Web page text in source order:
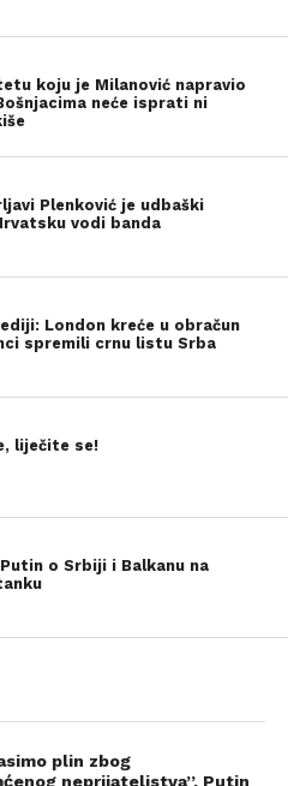
koju je Milanović napravio
neće isprati ni
Plenković je udbaški
vodi banda
London kreće u obračun
spremili crnu listu Srba
liječite se!
o Srbiji i Balkanu na
plin zbog
neprijateljstva”. Putin